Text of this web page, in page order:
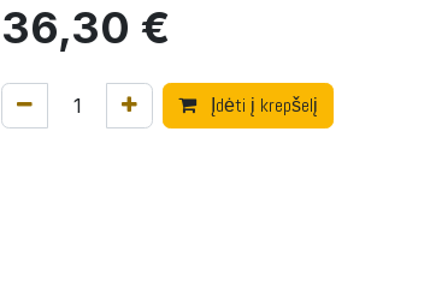
36,30 €
Įdėti į krepšelį